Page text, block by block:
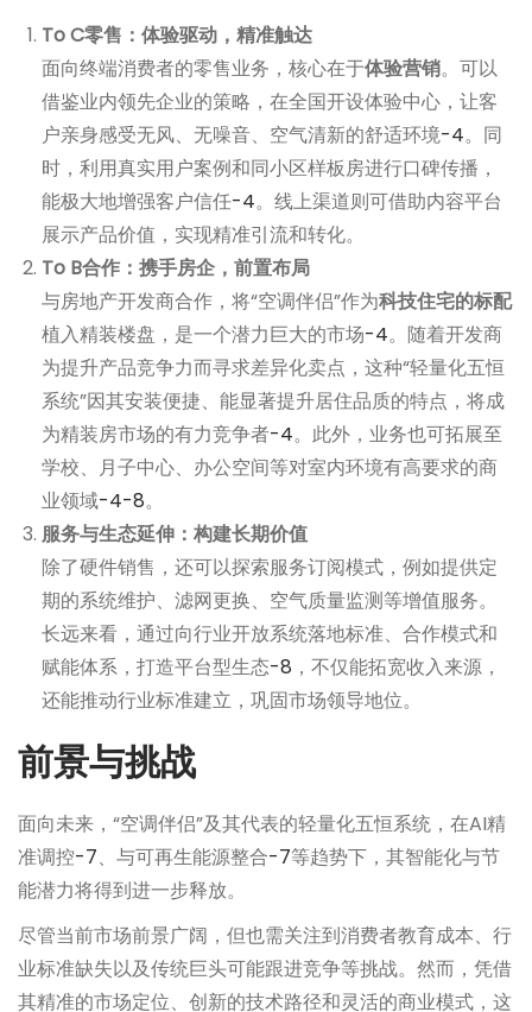
To C零售：体验驱动，精准触达
面向终端消费者的零售业务，核心在于体验营销。可以
借鉴业内领先企业的策略，在全国开设体验中心，让客
户亲身感受无风、无噪音、空气清新的舒适环境-4。同
时，利用真实用户案例和同小区样板房进行口碑传播，
能极大地增强客户信任-4。线上渠道则可借助内容平台
展示产品价值，实现精准引流和转化。
To B合作：携手房企，前置布局
与房地产开发商合作，将“空调伴侣”作为科技住宅的标配
植入精装楼盘，是一个潜力巨大的市场-4。随着开发商
为提升产品竞争力而寻求差异化卖点，这种“轻量化五恒
系统”因其安装便捷、能显著提升居住品质的特点，将成
为精装房市场的有力竞争者-4。此外，业务也可拓展至
学校、月子中心、办公空间等对室内环境有高要求的商
业领域-4-8。
服务与生态延伸：构建长期价值
除了硬件销售，还可以探索服务订阅模式，例如提供定
期的系统维护、滤网更换、空气质量监测等增值服务。
长远来看，通过向行业开放系统落地标准、合作模式和
赋能体系，打造平台型生态-8 ，不仅能拓宽收入来源，
还能推动行业标准建立，巩固市场领导地位。
前景与挑战
面向未来，“空调伴侣”及其代表的轻量化五恒系统，在AI精
准调控-7、与可再生能源整合-7等趋势下，其智能化与节
能潜力将得到进一步释放。
尽管当前市场前景广阔，但也需关注到消费者教育成本、行
业标准缺失以及传统巨头可能跟进竞争等挑战。然而，凭借
其精准的市场定位、创新的技术路径和灵活的商业模式，这